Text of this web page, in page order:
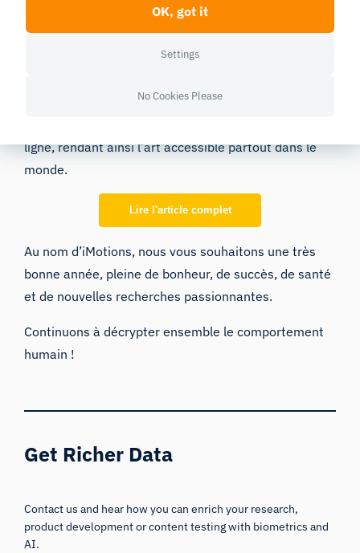
virtuelles peuvent capter au mieux l’attention du
public et susciter les mêmes émotions que lors d’une
visite en personne, cette étude est d’une grande
restrictions imposées aux visites physiques. Elle peut
ligne, rendant ainsi l’art accessible partout dans le
monde.
Lire l'article complet
Au nom d’iMotions, nous vous souhaitons une très
bonne année, pleine de bonheur, de succès, de santé
et de nouvelles recherches passionnantes.
Continuons à décrypter ensemble le comportement
humain !
Get Richer Data
Contact us and hear how you can enrich your research,
product development or content testing with biometrics and
AI.
OK, got it
Settings
No Cookies Please